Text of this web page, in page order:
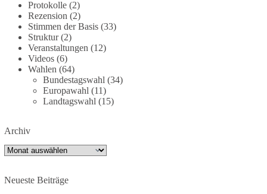
covid-origins-rand-paul-
6b25da9f75a0becbaf2886ab22643e67
https://www.tichyseinblick.de/kolumnen/aus-aller-
welt/usa-tagebuch-fauci-corona-impfung/
#dieBasis #Corona
#Demokratie #Vertrauen
DieBasis
🕊 Wir wollen den Krieg mit Russland nicht!
Protokolle(2)
Rezension (2)
Stimmen der Basis(33)
Struktur(2)
Veranstaltungen (12)
Videos(6)
Wahlen (64)
Bundestagswahl (34)
Europawahl (11)
Landtagswahl (15)
Archiv
Archiv
Neueste Beiträge